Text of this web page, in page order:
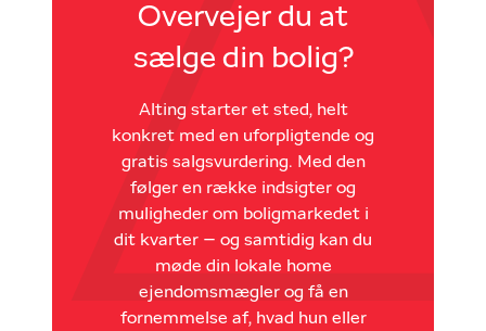
Overvejer du at
sælge din bolig?
Alting starter et sted, helt
konkret med en uforpligtende og
gratis salgsvurdering. Med den
følger en række indsigter og
muligheder om boligmarkedet i
dit kvarter – og samtidig kan du
møde din lokale home
ejendomsmægler og få en
fornemmelse af, hvad hun eller